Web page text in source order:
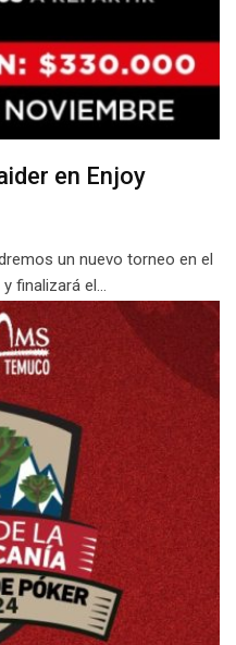
en Enjoy
un nuevo torneo en el
y finalizará el…